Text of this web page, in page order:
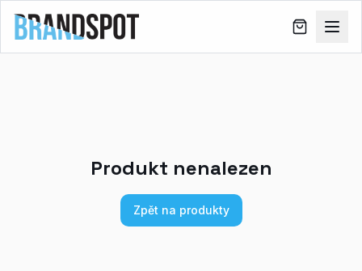
Produkt nenalezen
Zpět na produkty